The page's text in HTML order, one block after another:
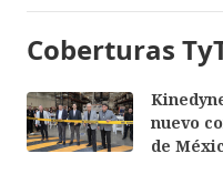
Coberturas
nuevo
de